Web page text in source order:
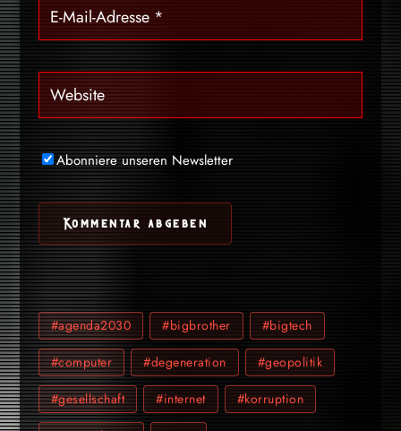
Abonniere unseren Newsletter
#agenda2030 #bigbrother #bigtech
#computer #degeneration #geopolitik
#gesellschaft #internet #korruption